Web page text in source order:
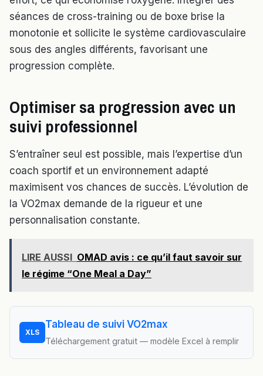
séances de cross-training ou de boxe brise la
monotonie et sollicite le système cardiovasculaire
sous des angles différents, favorisant une
progression complète.
Optimiser sa progression avec un
suivi professionnel
S’entraîner seul est possible, mais l’expertise d’un
coach sportif et un environnement adapté
maximisent vos chances de succès. L’évolution de
la VO2max demande de la rigueur et une
personnalisation constante.
LIRE AUSSI OMAD avis : ce qu’il faut savoir sur
le régime “One Meal a Day”
XLS
Tableau de suivi VO2max
Téléchargement gratuit — modèle Excel à remplir